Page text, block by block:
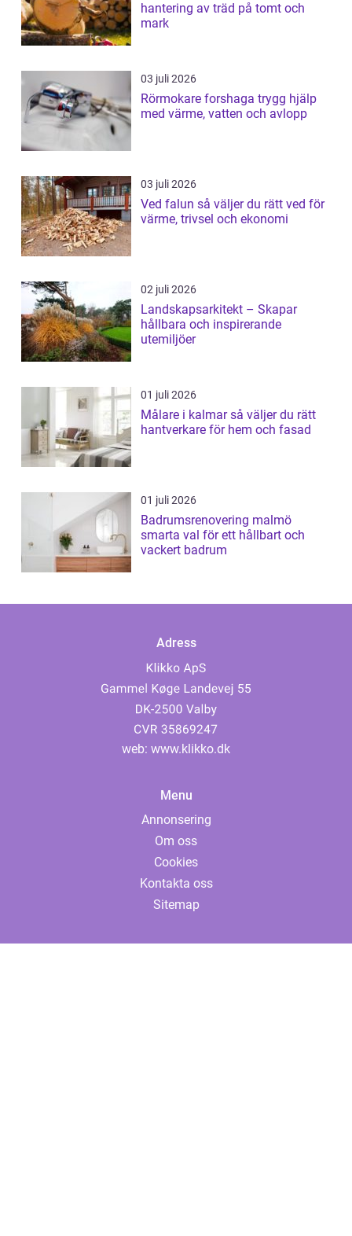
hantering av träd på tomt och
mark
03 juli 2026
Rörmokare forshaga trygg hjälp
med värme, vatten och avlopp
03 juli 2026
Ved falun så väljer du rätt ved för
värme, trivsel och ekonomi
02 juli 2026
Landskapsarkitekt – Skapar
hållbara och inspirerande
utemiljöer
01 juli 2026
Målare i kalmar så väljer du rätt
hantverkare för hem och fasad
01 juli 2026
Badrumsrenovering malmö
smarta val för ett hållbart och
vackert badrum
Adress
web: www.klikko.dk
Menu
Annonsering
Om oss
Cookies
Kontakta oss
Sitemap